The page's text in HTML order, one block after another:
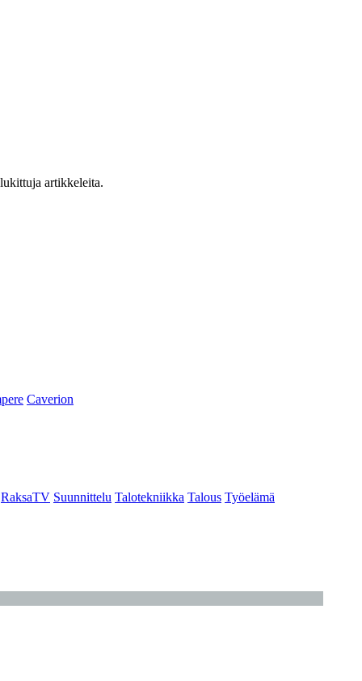
artikkeleita.
Caverion
RaksaTV Suunnittelu Talotekniikka Talous Työelämä